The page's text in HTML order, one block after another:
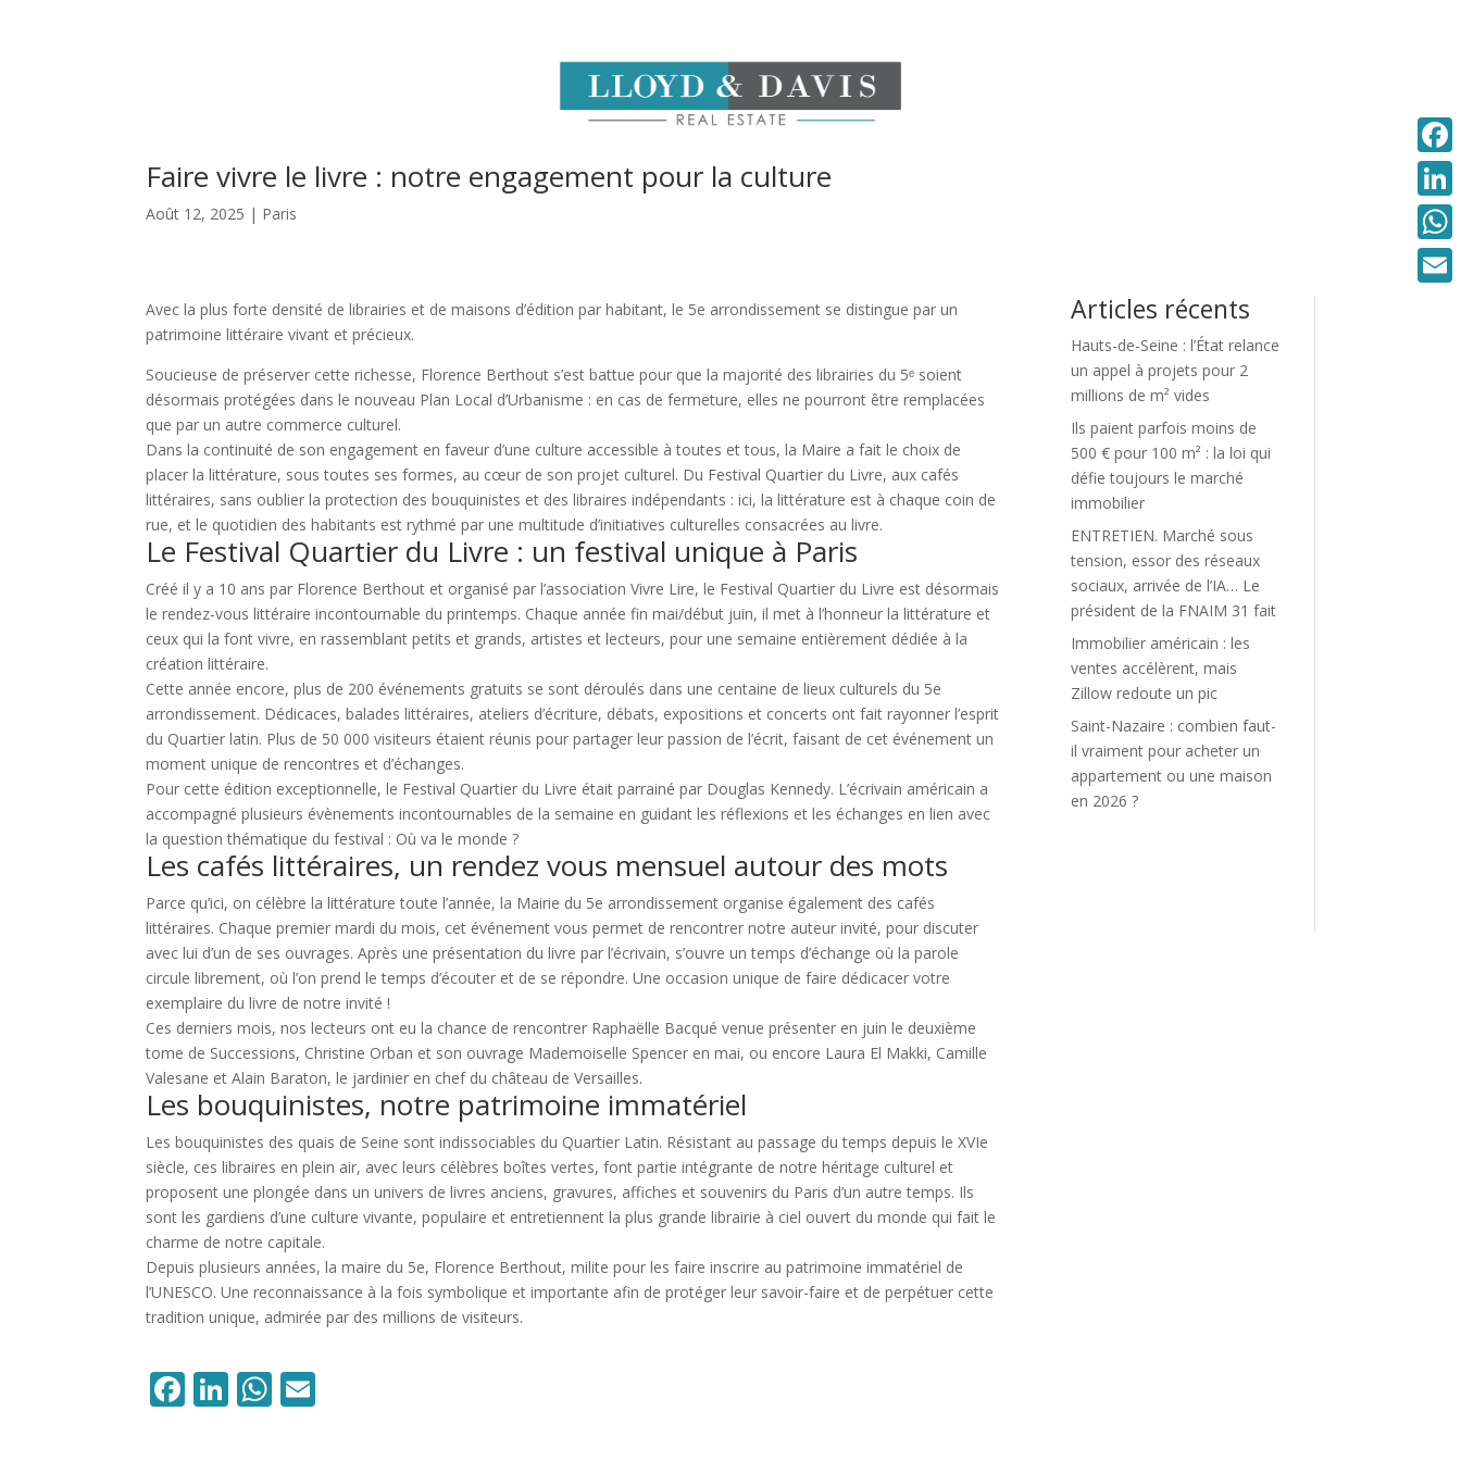
Faire vivre le livre : notre engagement pour la culture
Août 12, 2025 | Paris
Avec la plus forte densité de librairies et de maisons d’édition par habitant, le 5e arrondissement se distingue par un
patrimoine littéraire vivant et précieux.
Soucieuse de préserver cette richesse, Florence Berthout s’est battue pour que la majorité des librairies du 5ᵉ soient
désormais protégées dans le nouveau Plan Local d’Urbanisme : en cas de fermeture, elles ne pourront être remplacées
que par un autre commerce culturel.
Dans la continuité de son engagement en faveur d’une culture accessible à toutes et tous, la Maire a fait le choix de
placer la littérature, sous toutes ses formes, au cœur de son projet culturel. Du Festival Quartier du Livre, aux cafés
littéraires, sans oublier la protection des bouquinistes et des libraires indépendants : ici, la littérature est à chaque coin de
rue, et le quotidien des habitants est rythmé par une multitude d’initiatives culturelles consacrées au livre.
Le Festival Quartier du Livre : un festival unique à Paris
Créé il y a 10 ans par Florence Berthout et organisé par l’association Vivre Lire, le Festival Quartier du Livre est désormais
le rendez-vous littéraire incontournable du printemps. Chaque année fin mai/début juin, il met à l’honneur la littérature et
ceux qui la font vivre, en rassemblant petits et grands, artistes et lecteurs, pour une semaine entièrement dédiée à la
création littéraire.
Cette année encore, plus de 200 événements gratuits se sont déroulés dans une centaine de lieux culturels du 5e
arrondissement. Dédicaces, balades littéraires, ateliers d’écriture, débats, expositions et concerts ont fait rayonner l’esprit
du Quartier latin. Plus de 50 000 visiteurs étaient réunis pour partager leur passion de l’écrit, faisant de cet événement un
moment unique de rencontres et d’échanges.
Pour cette édition exceptionnelle, le Festival Quartier du Livre était parrainé par Douglas Kennedy. L’écrivain américain a
accompagné plusieurs évènements incontournables de la semaine en guidant les réflexions et les échanges en lien avec
la question thématique du festival : Où va le monde ?
Les cafés littéraires, un rendez vous mensuel autour des mots
Parce qu’ici, on célèbre la littérature toute l’année, la Mairie du 5e arrondissement organise également des cafés
littéraires. Chaque premier mardi du mois, cet événement vous permet de rencontrer notre auteur invité, pour discuter
avec lui d’un de ses ouvrages. Après une présentation du livre par l’écrivain, s’ouvre un temps d’échange où la parole
circule librement, où l’on prend le temps d’écouter et de se répondre. Une occasion unique de faire dédicacer votre
exemplaire du livre de notre invité !
Ces derniers mois, nos lecteurs ont eu la chance de rencontrer Raphaëlle Bacqué venue présenter en juin le deuxième
tome de Successions, Christine Orban et son ouvrage Mademoiselle Spencer en mai, ou encore Laura El Makki, Camille
Valesane et Alain Baraton, le jardinier en chef du château de Versailles.
Les bouquinistes, notre patrimoine immatériel
Les bouquinistes des quais de Seine sont indissociables du Quartier Latin. Résistant au passage du temps depuis le XVIe
siècle, ces libraires en plein air, avec leurs célèbres boîtes vertes, font partie intégrante de notre héritage culturel et
proposent une plongée dans un univers de livres anciens, gravures, affiches et souvenirs du Paris d’un autre temps. Ils
sont les gardiens d’une culture vivante, populaire et entretiennent la plus grande librairie à ciel ouvert du monde qui fait le
charme de notre capitale.
Depuis plusieurs années, la maire du 5e, Florence Berthout, milite pour les faire inscrire au patrimoine immatériel de
l’UNESCO. Une reconnaissance à la fois symbolique et importante afin de protéger leur savoir-faire et de perpétuer cette
tradition unique, admirée par des millions de visiteurs.
Facebook
LinkedIn
WhatsApp
Articles récents
Hauts-de-Seine : l’État relance
un appel à projets pour 2
millions de m² vides
Ils paient parfois moins de
500 € pour 100 m² : la loi qui
défie toujours le marché
immobilier
ENTRETIEN. Marché sous
tension, essor des réseaux
sociaux, arrivée de l’IA… Le
président de la FNAIM 31 fait
Immobilier américain : les
ventes accélèrent, mais
Zillow redoute un pic
Saint-Nazaire : combien faut-
il vraiment pour acheter un
appartement ou une maison
en 2026 ?